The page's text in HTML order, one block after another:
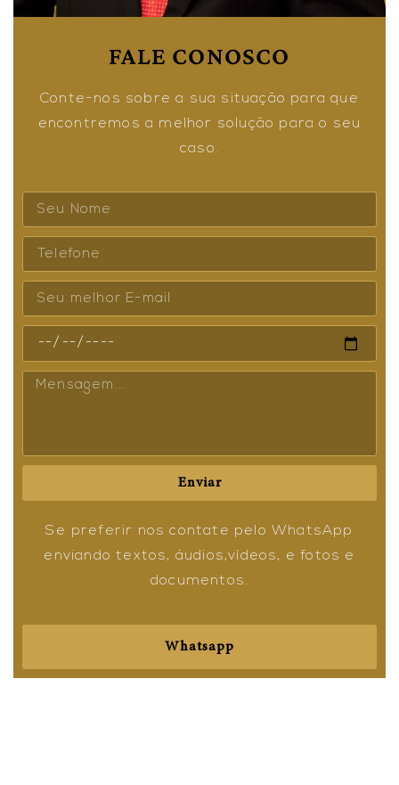
FALE CONOSCO
Conte-nos sobre a sua situação para que
encontremos a melhor solução para o seu
caso.
Enviar
Se preferir nos contate pelo WhatsApp
enviando textos, áudios,vídeos, e fotos e
documentos.
Whatsapp